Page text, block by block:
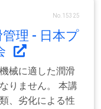
No.15325
理 - 日本プ
械に適した潤滑
りません。 本講
、劣化による性